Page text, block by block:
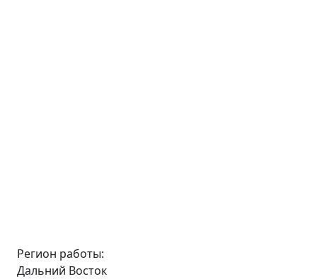
Регион работы:
Дальний Восток